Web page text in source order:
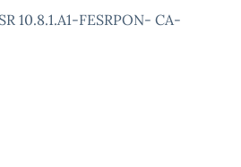
10.8.1.A1-FESRPON- CA-